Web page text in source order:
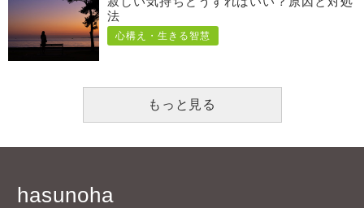
法
心構え・生きる智慧
もっと見る
hasunoha